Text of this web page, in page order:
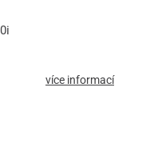
více informací